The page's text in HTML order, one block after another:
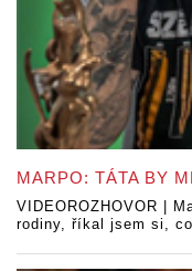
MARPO: TÁTA BY
VIDEOROZHOVOR |
rodiny, říkal jsem si,